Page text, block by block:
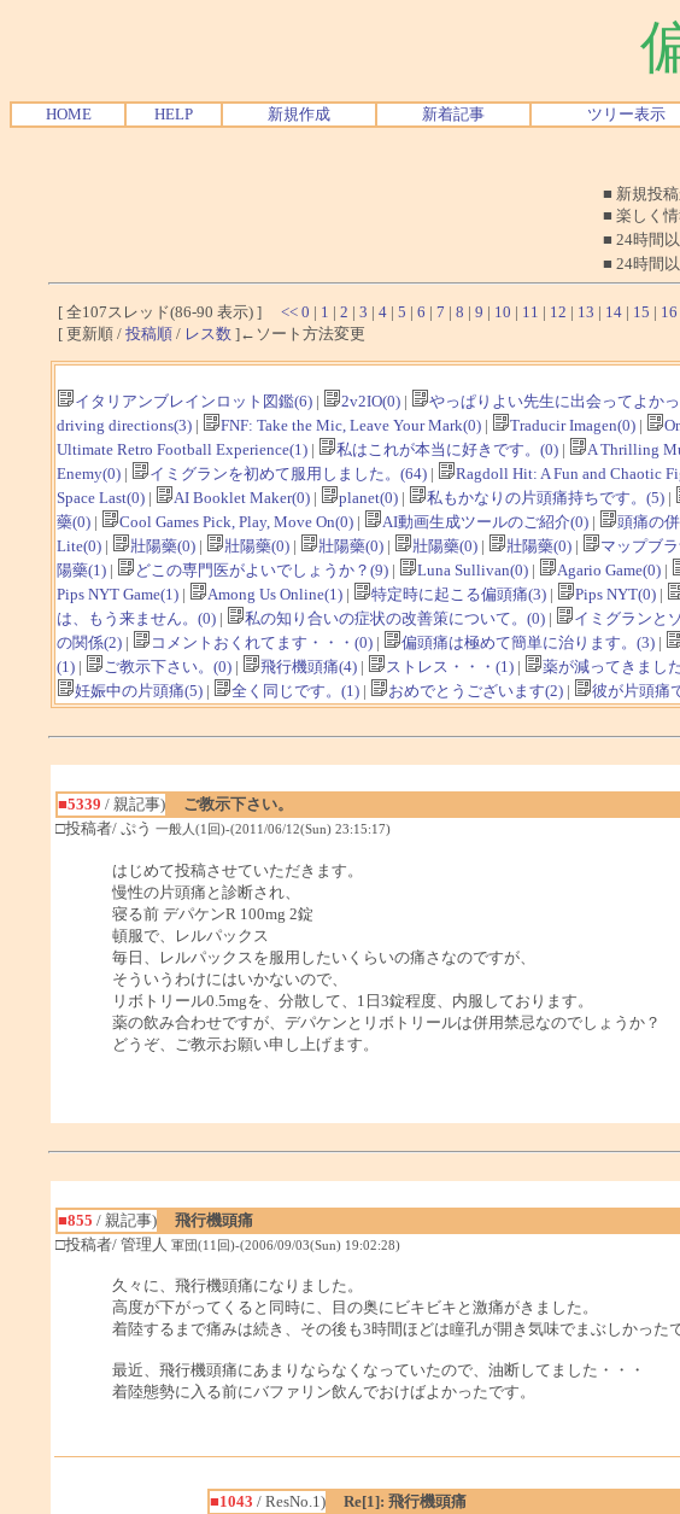
HOME HELP 新規作成 新着記事 ツリー表示
■ 新規投
■ 楽しく情
■ 24時間
■ 24時間
[ 全107スレッド(86-90 表示) ] << 0 | 1 | 2 | 3 | 4 | 5 | 6 | 7 | 8 | 9 | 10 | 11 | 12 | 13 | 14 | 15 | 16
[ 更新順 / 投稿順 / レス数 ]←ソート方法変更
イタリアンブレインロット図鑑(6)| 2v2IO(0)| やっぱりよい先生に出会ってよか
driving directions(3)| FNF: Take the Mic, Leave Your Mark(0)| Traducir Imagen(0)|
Ultimate Retro Football Experience(1)| 私はこれが本当に好きです。(0)| A Thrilling
Enemy(0)| イミグランを初めて服用しました。(64)| Ragdoll Hit: A Fun and Chaotic
Space Last(0)| AI Booklet Maker(0)| planet(0)| 私もかなりの片頭痛持ちです。(5)|
藥(0)| Cool Games Pick, Play, Move On(0)| AI動画生成ツールのご紹介(0)| 頭痛の
Lite(0)| 壯陽藥(0)| 壯陽藥(0)| 壯陽藥(0)| 壯陽藥(0)| 壯陽藥(0)| マップブ
陽藥(1)| どこの専門医がよいでしょうか？(9)| Luna Sullivan(0)| Agario Game(0)|
Pips NYT Game(1)| Among Us Online(1)| 特定時に起こる偏頭痛(3)| Pips NYT(0)|
は、もう来ません。(0)| 私の知り合いの症状の改善策について。(0)| イミグランと
の関係(2)| コメントおくれてます・・・(0)| 偏頭痛は極めて簡単に治ります。(3)|
(1)| ご教示下さい。(0)| 飛行機頭痛(4)| ストレス・・・(1)| 薬が減ってきまし
妊娠中の片頭痛(5)| 全く同じです。(1)| おめでとうございます(2)| 彼が片頭痛
■5339 / 親記事)
ご教示下さい。
□投稿者/ ぷう 一般人(1回)-(2011/06/12(Sun) 23:15:17)
はじめて投稿させていただきます。
慢性の片頭痛と診断され、
寝る前 デパケンR 100mg 2錠
頓服で、レルパックス
毎日、レルパックスを服用したいくらいの痛さなのですが、
そういうわけにはいかないので、
リボトリール0.5mgを、分散して、1日3錠程度、内服しております。
薬の飲み合わせですが、デパケンとリボトリールは併用禁忌なのでしょうか？
どうぞ、ご教示お願い申し上げます。
■855 / 親記事)
飛行機頭痛
□投稿者/ 管理人 軍団(11回)-(2006/09/03(Sun) 19:02:28)
久々に、飛行機頭痛になりました。
高度が下がってくると同時に、目の奥にビキビキと激痛がきました。
着陸するまで痛みは続き、その後も3時間ほどは瞳孔が開き気味でまぶしかったで
最近、飛行機頭痛にあまりならなくなっていたので、油断してました・・・
着陸態勢に入る前にバファリン飲んでおけばよかったです。
■1043 / ResNo.1)
Re[1]: 飛行機頭痛